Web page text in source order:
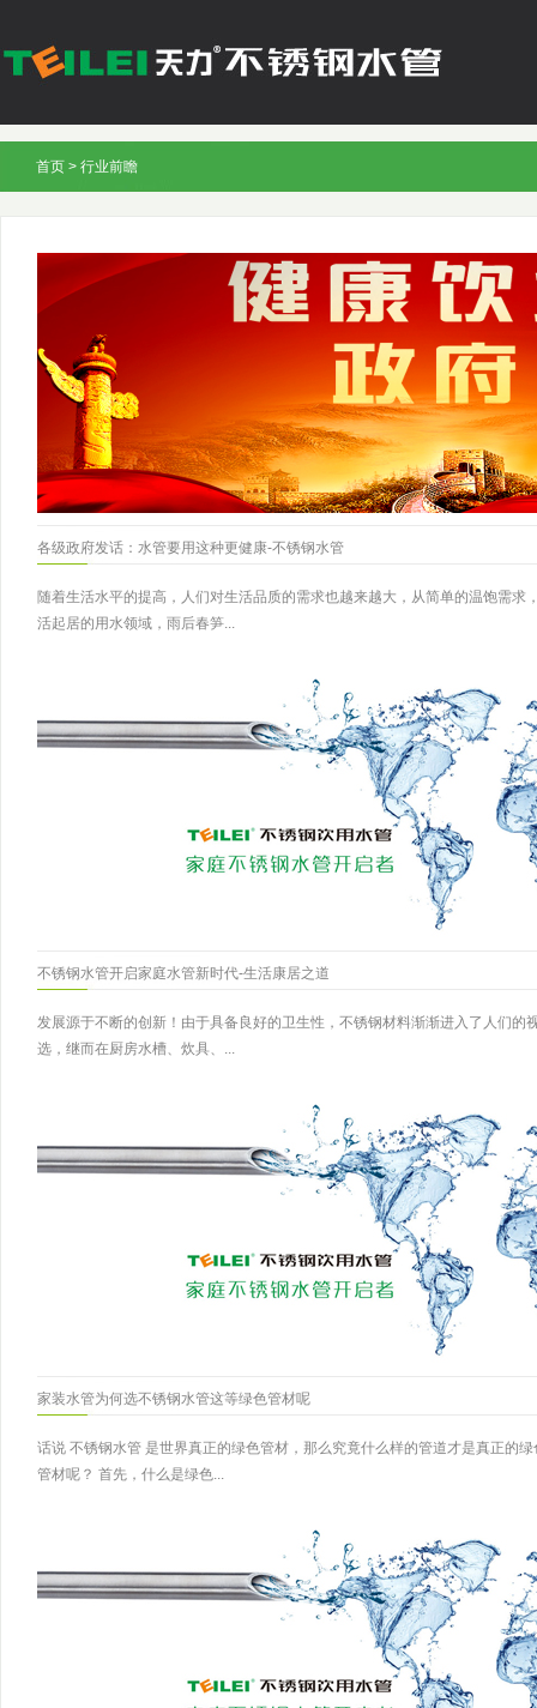
首页 > 行业前瞻
各级政府发话：水管要用这种更健康-不锈钢水管
随着生活水平的提高，人们对生活品质的需求也越来越大，从简单的温饱需求
活起居的用水领域，雨后春笋...
不锈钢水管开启家庭水管新时代-生活康居之道
发展源于不断的创新！由于具备良好的卫生性，不锈钢材料渐渐进入了人们的
选，继而在厨房水槽、炊具、...
家装水管为何选不锈钢水管这等绿色管材呢
话说 不锈钢水管 是世界真正的绿色管材，那么究竟什么样的管道才是真正的
管材呢？ 首先，什么是绿色...